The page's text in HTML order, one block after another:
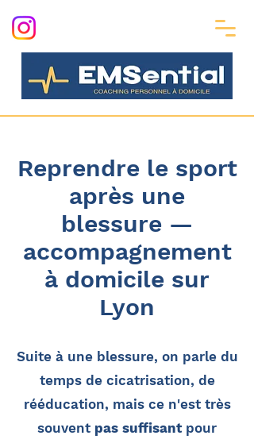
Reprendre le sport
après une
blessure —
accompagnement
à domicile sur
Lyon
Suite à une blessure, on parle du
temps de cicatrisation, de
rééducation, mais ce n'est très
souvent pas suffisant pour